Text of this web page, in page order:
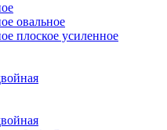
овальное
плоское усиленное